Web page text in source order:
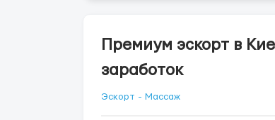
Премиум эскорт в
заработок
Эскорт - Массаж